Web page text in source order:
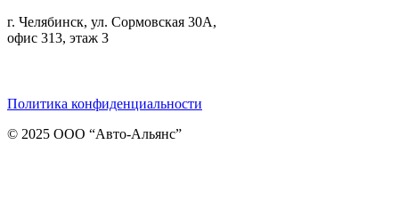
г. Челябинск, ул. Сормовская 30А,
офис 313, этаж 3
Политика конфиденциальности
© 2025 ООО “Авто-Альянс”